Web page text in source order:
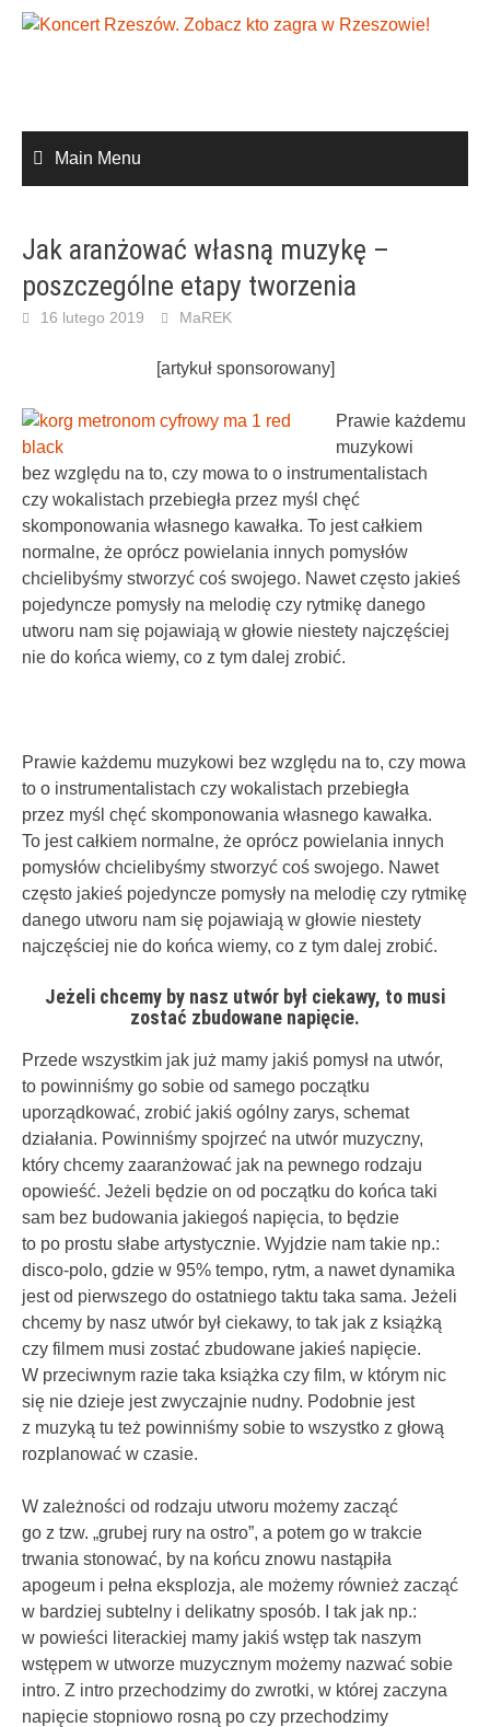
Skip
Main Menu
Jak aranżować własną muzykę –
poszczególne etapy tworzenia
16 lutego 2019 MaREK
[artykuł sponsorowany]
Prawie każdemu
muzykowi
bez względu na to, czy mowa to o instrumentalistach
czy wokalistach przebiegła przez myśl chęć
skomponowania własnego kawałka. To jest całkiem
normalne, że oprócz powielania innych pomysłów
chcielibyśmy stworzyć coś swojego. Nawet często jakieś
pojedyncze pomysły na melodię czy rytmikę danego
utworu nam się pojawiają w głowie niestety najczęściej
nie do końca wiemy, co z tym dalej zrobić.
Prawie każdemu muzykowi bez względu na to, czy mowa
to o instrumentalistach czy wokalistach przebiegła
przez myśl chęć skomponowania własnego kawałka.
To jest całkiem normalne, że oprócz powielania innych
pomysłów chcielibyśmy stworzyć coś swojego. Nawet
często jakieś pojedyncze pomysły na melodię czy rytmikę
danego utworu nam się pojawiają w głowie niestety
najczęściej nie do końca wiemy, co z tym dalej zrobić.
Jeżeli chcemy by nasz utwór był ciekawy, to musi
zostać zbudowane napięcie.
Przede wszystkim jak już mamy jakiś pomysł na utwór,
to powinniśmy go sobie od samego początku
uporządkować, zrobić jakiś ogólny zarys, schemat
działania. Powinniśmy spojrzeć na utwór muzyczny,
który chcemy zaaranżować jak na pewnego rodzaju
opowieść. Jeżeli będzie on od początku do końca taki
sam bez budowania jakiegoś napięcia, to będzie
to po prostu słabe artystycznie. Wyjdzie nam takie np.:
disco-polo, gdzie w 95% tempo, rytm, a nawet dynamika
jest od pierwszego do ostatniego taktu taka sama. Jeżeli
chcemy by nasz utwór był ciekawy, to tak jak z książką
czy filmem musi zostać zbudowane jakieś napięcie.
W przeciwnym razie taka książka czy film, w którym nic
się nie dzieje jest zwyczajnie nudny. Podobnie jest
z muzyką tu też powinniśmy sobie to wszystko z głową
rozplanować w czasie.
W zależności od rodzaju utworu możemy zacząć
go z tzw. „grubej rury na ostro”, a potem go w trakcie
trwania stonować, by na końcu znowu nastąpiła
apogeum i pełna eksplozja, ale możemy również zacząć
w bardziej subtelny i delikatny sposób. I tak jak np.:
w powieści literackiej mamy jakiś wstęp tak naszym
wstępem w utworze muzycznym możemy nazwać sobie
intro. Z intro przechodzimy do zwrotki, w której zaczyna
napięcie stopniowo rosną po czy przechodzimy